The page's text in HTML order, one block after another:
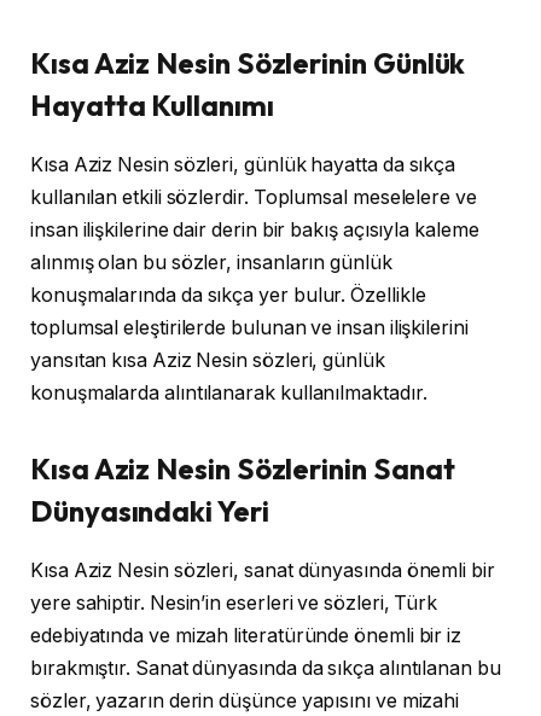
Kısa Aziz Nesin Sözlerinin Günlük
Hayatta Kullanımı
Kısa Aziz Nesin sözleri, günlük hayatta da sıkça
kullanılan etkili sözlerdir. Toplumsal meselelere ve
insan ilişkilerine dair derin bir bakış açısıyla kaleme
alınmış olan bu sözler, insanların günlük
konuşmalarında da sıkça yer bulur. Özellikle
toplumsal eleştirilerde bulunan ve insan ilişkilerini
yansıtan kısa Aziz Nesin sözleri, günlük
konuşmalarda alıntılanarak kullanılmaktadır.
Kısa Aziz Nesin Sözlerinin Sanat
Dünyasındaki Yeri
Kısa Aziz Nesin sözleri, sanat dünyasında önemli bir
yere sahiptir. Nesin’in eserleri ve sözleri, Türk
edebiyatında ve mizah literatüründe önemli bir iz
bırakmıştır. Sanat dünyasında da sıkça alıntılanan bu
sözler, yazarın derin düşünce yapısını ve mizahi